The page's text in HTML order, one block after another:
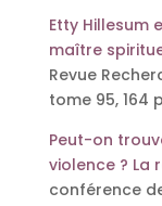
Etty Hillesum
maître
Revue
tome 95, 164
Peut-on
violence ? La
conférence